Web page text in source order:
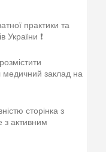
практики та
України ❗
заклад на
сторінка з
з активним